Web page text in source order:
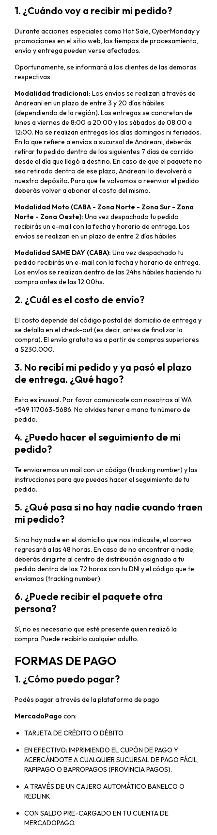
1. ¿Cuándo voy a recibir mi pedido?
Durante acciones especiales como Hot Sale, CyberMonday y
promociones en el sitio web, los tiempos de procesamiento,
envío y entrega pueden verse afectados.
Oportunamente, se informará a los clientes de las demoras
respectivas.
Modalidad tradicional: Los envíos se realizan a través de
Andreani en un plazo de entre 3 y 20 días hábiles
(dependiendo de la región). Las entregas se concretan de
lunes a viernes de 8:00 a 20:00 y los sábados de 08:00 a
12:00. No se realizan entregas los días domingos ni feriados.
En lo que refiere a envíos a sucursal de Andreani, deberás
retirar tu pedido dentro de los siguientes 7 días de corrido
desde el día que llegó a destino. En caso de que el paquete no
sea retirado dentro de ese plazo, Andreani lo devolverá a
nuestro depósito. Para que te volvamos a reenviar el pedido
deberás volver a abonar el costo del mismo.
Modalidad Moto (CABA - Zona Norte - Zona Sur - Zona
Norte - Zona Oeste): Una vez despachado tu pedido
recibirás un e-mail con la fecha y horario de entrega. Los
envíos se realizan en un plazo de entre 2 días hábiles.
Modalidad SAME DAY (CABA): Una vez despachado tu
pedido recibirás un e-mail con la fecha y horario de entrega.
Los envíos se realizan dentro de las 24hs hábiles haciendo tu
compra antes de las 12.00hs.
2. ¿Cuál es el costo de envío?
El costo depende del código postal del domicilio de entrega y
se detalla en el check-out (es decir, antes de finalizar la
compra). El envío gratuito es a partir de compras superiores
a $230.000.
3. No recibí mi pedido y ya pasó el plazo
de entrega. ¿Qué hago?
Esto es inusual. Por favor comunicate con nosotros al WA
+549 117063-5686. No olvides tener a mano tu número de
pedido.
4. ¿Puedo hacer el seguimiento de mi
pedido?
Te enviaremos un mail con un código (tracking number) y las
instrucciones para que puedas hacer el seguimiento de tu
pedido.
5. ¿Qué pasa si no hay nadie cuando traen
mi pedido?
Si no hay nadie en el domicilio que nos indicaste, el correo
regresará a las 48 horas. En caso de no encontrar a nadie,
deberás dirigirte al centro de distribución asignado a tu
pedido dentro de las 72 horas con tu DNI y el código que te
enviamos (tracking number).
6. ¿Puede recibir el paquete otra
persona?
Sí, no es necesario que esté presente quien realizó la
compra. Puede recibirlo cualquier adulto.
FORMAS DE PAGO
1. ¿Cómo puedo pagar?
Podés pagar a través de la plataforma de pago
MercadoPago con:
TARJETA DE CRÉDITO O DÉBITO
EN EFECTIVO: IMPRIMIENDO EL CUPÓN DE PAGO Y
ACERCÁNDOTE A CUALQUIER SUCURSAL DE PAGO FÁCIL,
RAPIPAGO O BAPROPAGOS (PROVINCIA PAGOS).
A TRAVÉS DE UN CAJERO AUTOMÁTICO BANELCO O
REDLINK.
CON SALDO PRE-CARGADO EN TU CUENTA DE
MERCADOPAGO.